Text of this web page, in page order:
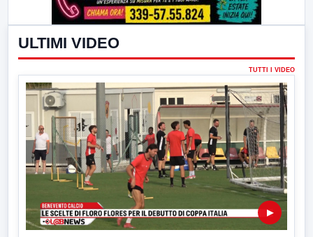
ULTIMI VIDEO
TUTTI I VIDEO
▶